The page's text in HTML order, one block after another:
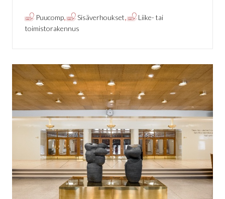
Puucomp, Sisäverhoukset ,
Liike- tai
toimistorakennus